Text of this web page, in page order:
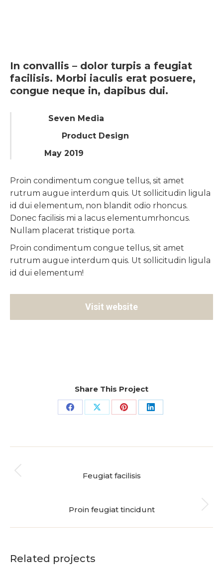
In convallis – dolor turpis a feugiat
facilisis. Morbi iaculis erat posuere,
congue neque in, dapibus dui.
Seven Media
Product Design
May 2019
Proin condimentum congue tellus, sit amet
rutrum augue interdum quis. Ut sollicitudin ligula
id dui elementum, non blandit odio rhoncus.
Donec facilisis mi a lacus elementumrhoncus.
Nullam placerat tristique porta.
Proin condimentum congue tellus, sit amet
rutrum augue interdum quis. Ut sollicitudin ligula
id dui elementum!
Visit website
Share This Project
Teilen Teilen Teilen Teilen
navigation
Previous
Feugiat facilisis
Next
Proin feugiat tincidunt
Related projects